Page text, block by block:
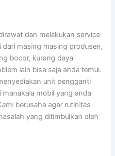
dan melakukan service
masing masing produsen,
bocor, kurang daya
lain bisa saja anda temui.
unit pengganti
mobil yang anda
berusaha agar rutinitas
yang ditimbulkan oleh